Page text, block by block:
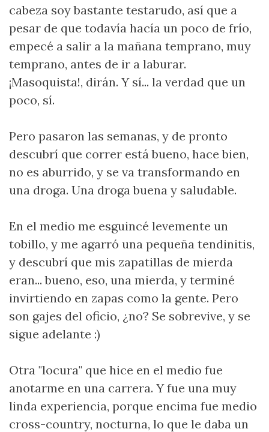
cabeza soy bastante testarudo, así que a
pesar de que todavía hacía un poco de frío,
empecé a salir a la mañana temprano, muy
temprano, antes de ir a laburar.
¡Masoquista!, dirán. Y sí... la verdad que un
poco, sí.
Pero pasaron las semanas, y de pronto
descubrí que correr está bueno, hace bien,
no es aburrido, y se va transformando en
una droga. Una droga buena y saludable.
En el medio me esguincé levemente un
tobillo, y me agarró una pequeña tendinitis,
y descubrí que mis zapatillas de mierda
eran... bueno, eso, una mierda, y terminé
invirtiendo en zapas como la gente. Pero
son gajes del oficio, ¿no? Se sobrevive, y se
sigue adelante :)
Otra "locura" que hice en el medio fue
anotarme en una carrera. Y fue una muy
linda experiencia, porque encima fue medio
cross-country, nocturna, lo que le daba un